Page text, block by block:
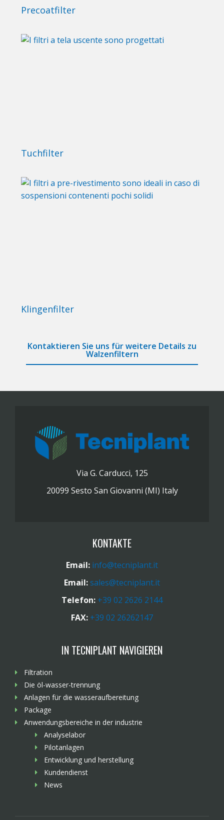
Precoatfilter
Tuchfilter
Klingenfilter
Kontaktieren Sie uns für weitere Details zu
Walzenfiltern
Via G. Carducci, 125
20099 Sesto San Giovanni (MI) Italy
KONTAKTE
Email: info@tecniplant.it
Email:sales@tecniplant.it
Telefon: +39 02 2626 2144
FAX: +39 02 26262147
IN TECNIPLANT NAVIGIEREN
Filtration
Die öl-wasser-trennung
Anlagen für die wasseraufbereitung
Package
Anwendungsbereiche in der industrie
Analyselabor
Pilotanlagen
Entwicklung und herstellung
Kundendienst
News